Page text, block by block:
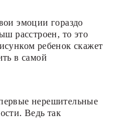
эмоции гораздо
расстроен, то это
ребенок скажет
в самой
нерешительные
Ведь так